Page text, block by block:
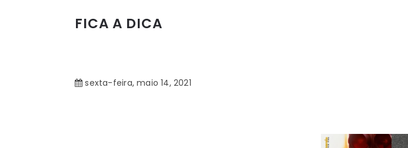
FICA A DICA
sexta-feira, maio 14, 2021